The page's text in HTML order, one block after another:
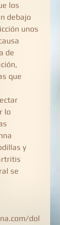
los
debajo
unos
de
que
lo
y
se
dol